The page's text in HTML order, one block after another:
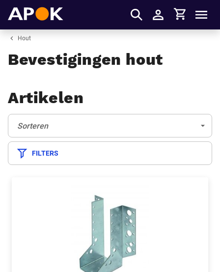
Inloggen
Winkelmandje
Hout
Bevestigingen hout
Artikelen
Sorteren:
Sorteren
FILTERS